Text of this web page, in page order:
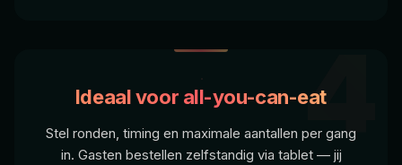
4
Ideaal voor all-you-can-eat
Stel ronden, timing en maximale aantallen per gang
in. Gasten bestellen zelfstandig via tablet — jij